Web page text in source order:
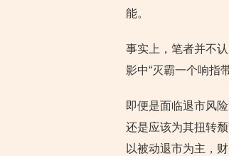
能。
事实上，笔者并不
影中“灭霸一个响指
即便是面临退市风
还是应该为其扭转
以被动退市为主，